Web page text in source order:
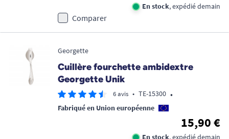
En stock, expédié demain
Comparer
Georgette
Cuillère fourchette ambidextre
Georgette Unik
6 avis • TE-15300 •
Fabriqué en Union européenne
15,90 €
En stock, expédié demain